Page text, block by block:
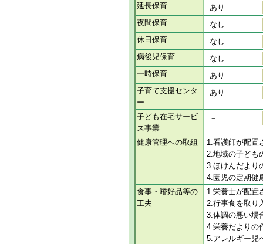
延長保育
あり
夜間保育
なし
休日保育
なし
病後児保育
なし
一時保育
あり
子育て支援センタ
ー
あり
子ども在宅サービ
ス事業
－
健康管理への取組
1.看護師が配置
2.地域の子ども
3.ほけんだより
4.園児の定期健
食事・嗜好品等の
工夫
1.栄養士が配置
2.行事食を取り
3.体調の悪い場
4.栄養だよりの
5.アレルギー児